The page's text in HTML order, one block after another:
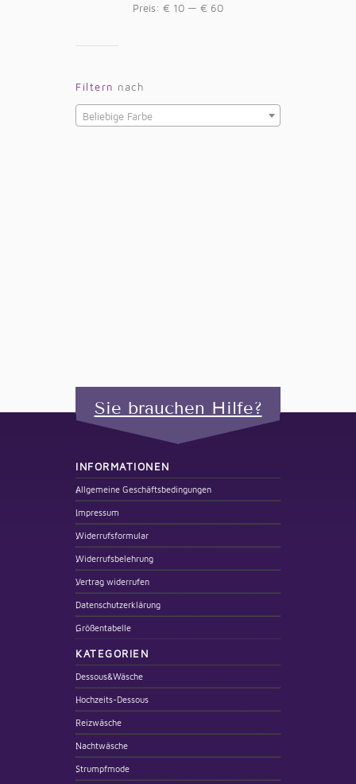
Preis: € 10 — € 60
Filtern nach
Beliebige Farbe
Sie brauchen Hilfe?
INFORMATIONEN
Allgemeine Geschäftsbedingungen
Impressum
Widerrufsformular
Widerrufsbelehrung
Vertrag widerrufen
Datenschutzerklärung
Größentabelle
KATEGORIEN
Dessous&Wäsche
Hochzeits-Dessous
Reizwäsche
Nachtwäsche
Strumpfmode